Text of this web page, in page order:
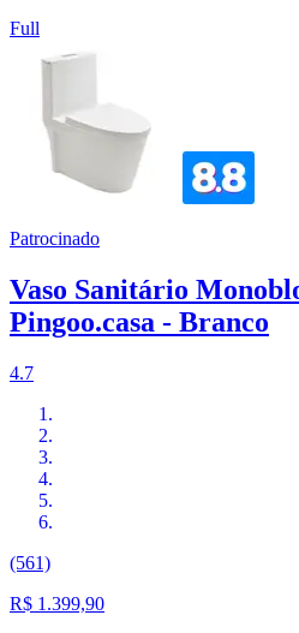
Full
Patrocinado
Vaso Sanitário
Pingoo.casa - Branco
4.7
(561)
R$ 1.399,90